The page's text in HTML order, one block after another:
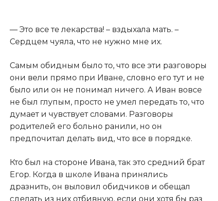
​— Это все те лекарства! – вздыхала мать. –
Сердцем чуяла, что не нужно мне их.​
​Самым обидным было то, что все эти разговоры
они вели прямо при Иване, словно его тут и не
было или он не понимал ничего. А Иван вовсе
не был глупым, просто не умел передать то, что
думает и чувствует словами. Разговоры
родителей его больно ранили, но он
предпочитал делать вид, что все в порядке.​
​Кто был на стороне Ивана, так это средний брат
Егор. Когда в школе Ивана принялись
дразнить, он выловил обидчиков и обещал
сделать из них отбивную, если они хотя бы раз